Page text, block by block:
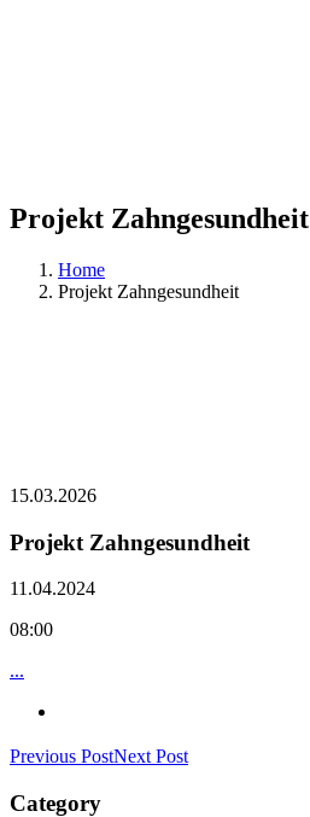
Projekt Zahngesundheit
Home
Projekt Zahngesundheit
15.03.2026
Projekt Zahngesundheit
11.04.2024
08:00
...
Previous PostNext Post
Category